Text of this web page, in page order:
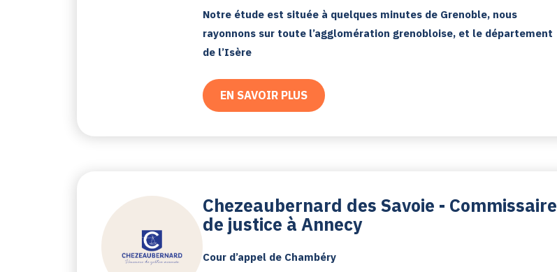
Notre étude est située à quelques minutes de Grenoble, nous
rayonnons sur toute l’agglomération grenobloise, et le département
de l’Isère
EN SAVOIR PLUS
Chezeaubernard des Savoie - Commissaire
de justice à Annecy
Cour d’appel de Chambéry